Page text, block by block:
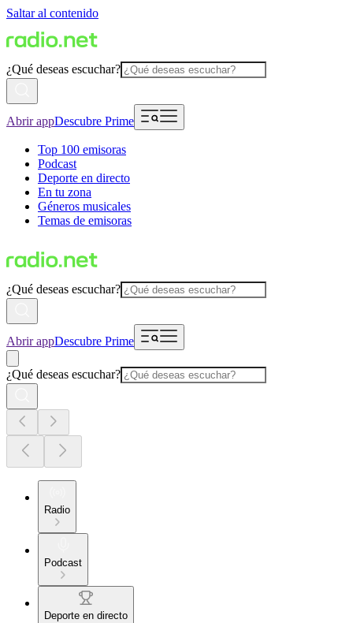
Saltar al contenido
¿Qué deseas escuchar?
Abrir appDescubre Prime
Top 100 emisoras
Podcast
Deporte en directo
En tu zona
Géneros musicales
Temas de emisoras
¿Qué deseas escuchar?
Abrir appDescubre Prime
¿Qué deseas escuchar?
Radio
Podcast
Deporte en directo